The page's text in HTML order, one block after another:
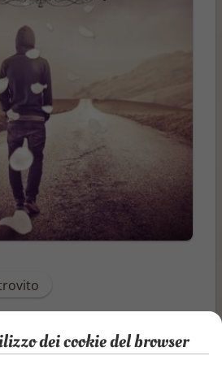
dei cookie del browser